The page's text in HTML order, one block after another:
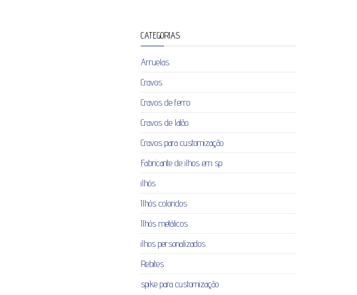
CATEGORIAS
Arruelas
Cravos
Cravos de ferro
Cravos de latão
Cravos para customização
Fabricante de ilhos em sp
ilhós
Ilhós coloridos
Ilhós metálicos
ilhos personalizados
Rebites
spike para customização